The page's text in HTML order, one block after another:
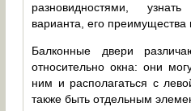
разновидностями,
варианта, его преимущества
Балконные двери
относительно окна: они
ним и располагаться с
также быть отдельным